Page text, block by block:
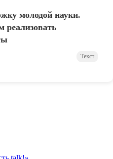
молодой науки.
реализовать
Текст